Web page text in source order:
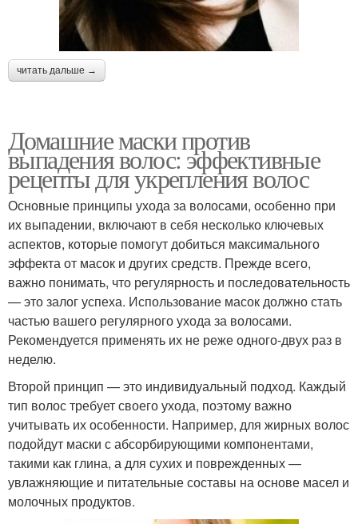
читать дальше →
Домашние маски против
выпадения волос: эффективные
рецепты для укрепления волос
Основные принципы ухода за волосами, особенно при
их выпадении, включают в себя несколько ключевых
аспектов, которые помогут добиться максимального
эффекта от масок и других средств. Прежде всего,
важно понимать, что регулярность и последовательность
— это залог успеха. Использование масок должно стать
частью вашего регулярного ухода за волосами.
Рекомендуется применять их не реже одного-двух раз в
неделю.
Второй принцип — это индивидуальный подход. Каждый
тип волос требует своего ухода, поэтому важно
учитывать их особенности. Например, для жирных волос
подойдут маски с абсорбирующими компонентами,
такими как глина, а для сухих и поврежденных —
увлажняющие и питательные составы на основе масел и
молочных продуктов.